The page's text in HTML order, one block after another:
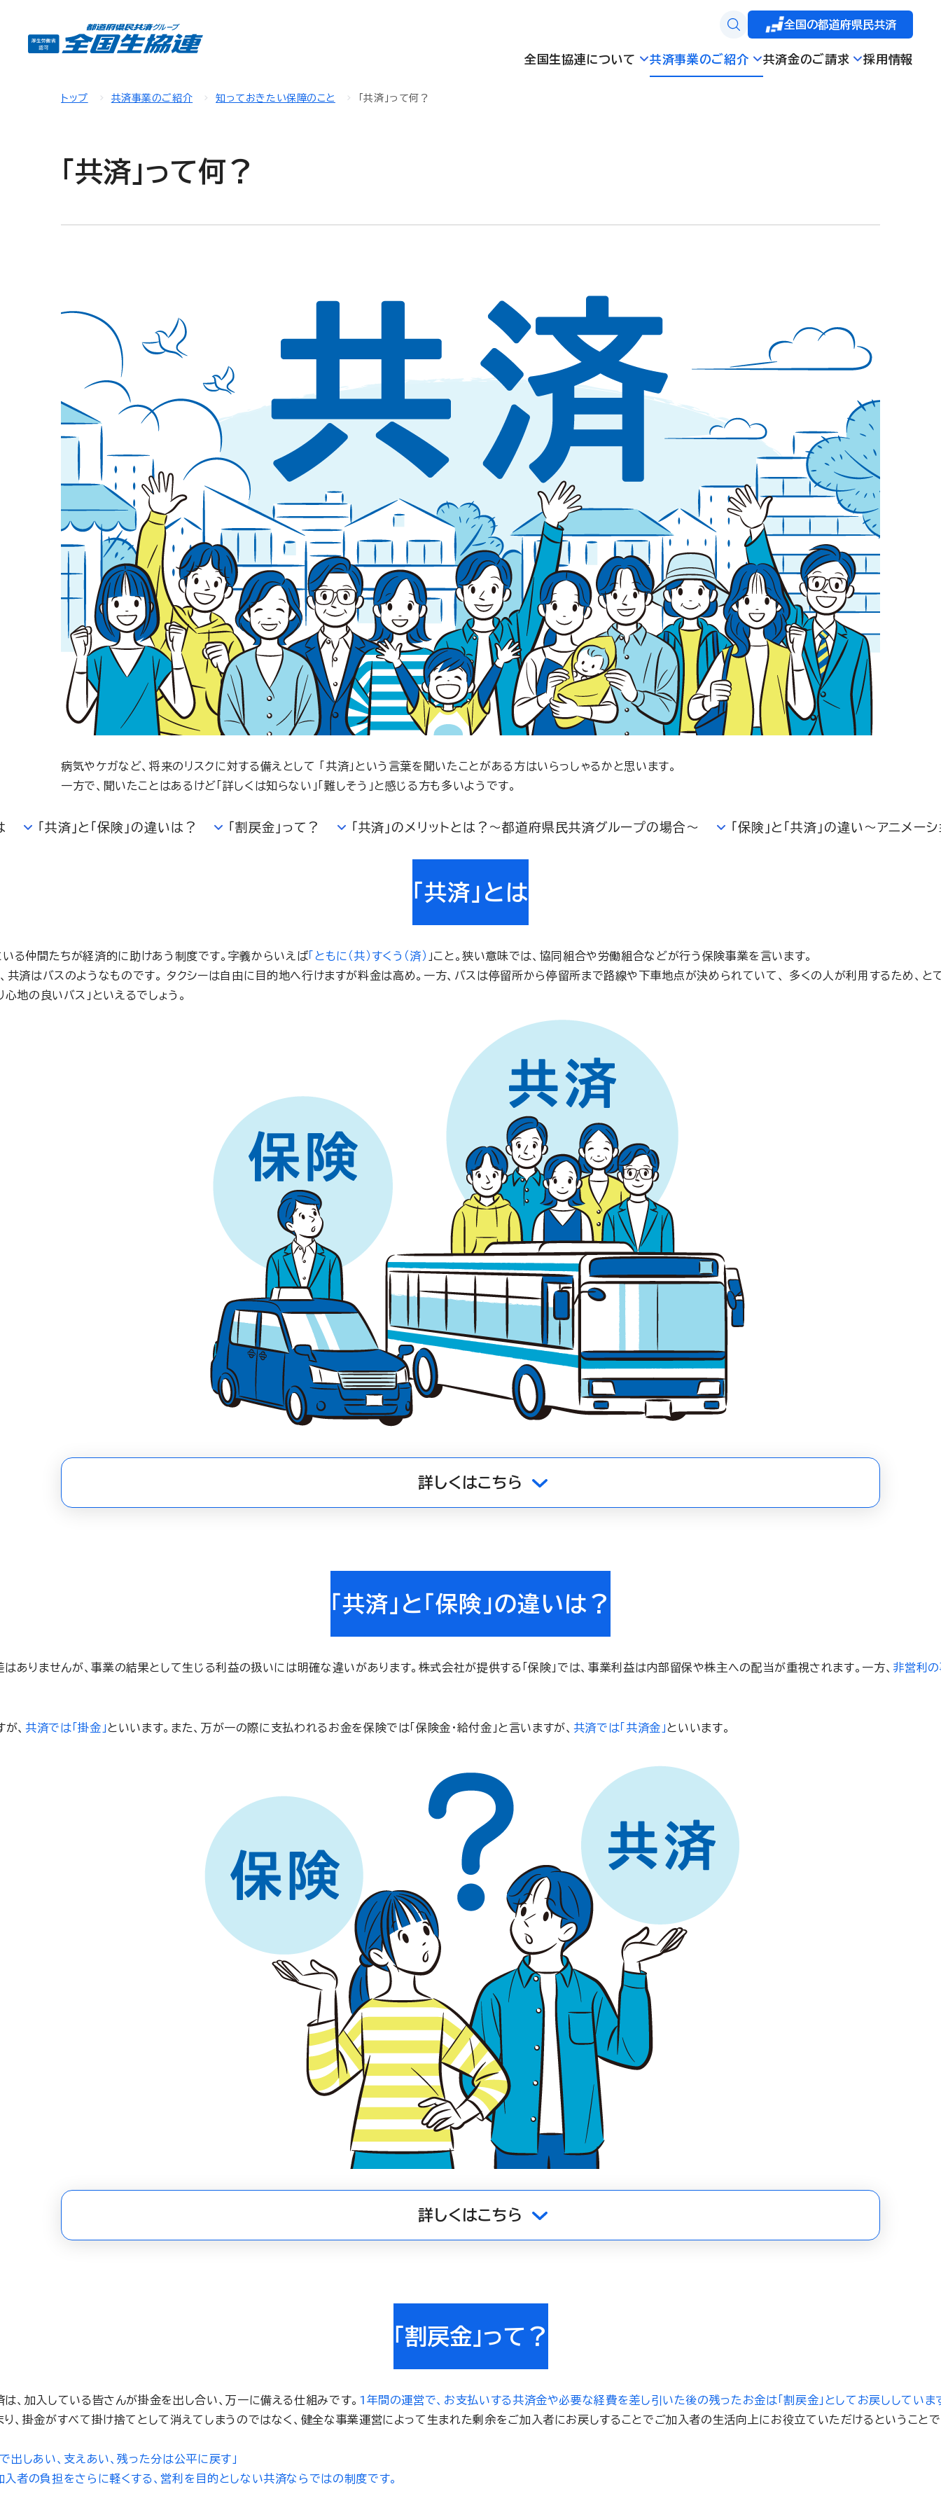
全国の都道府県民共済
全国生協連について 共済事業のご紹介 共済金のご請求 採用情報
トップ 共済事業のご紹介 知っておきたい保障のこと 「共済」って何？
「共済」って何？
病気やケガなど、将来のリスクに対する備えとして 「共済」という言葉を聞いたことがある方はいらっしゃるかと思います。
一方で、聞いたことはあるけど「詳しくは知らない」「難しそう」と感じる方も多いようです。
「共済」と「保険」の違いは？ 「割戻金」って？ 「共済」のメリットとは？～都道府県民共済グループの場合～ 「保険」と「共済」の違い～アニメー
「共済」とは
る仲間たちが経済的に助けあう制度です。字義からいえば「ともに（共）すくう（済） 」こと。狭い意味では、協同組合や労働組合などが行う保険事業を言います。
共済はバスのようなものです。 タクシーは自由に目的地へ行けますが料金は高め。一方、バスは停留所から停留所まで路線や下車地点が決められていて、 多くの人が利用するため、と
地の良いバス」といえるでしょう。
詳しくはこちら
「共済」と「保険」の違いは？
りませんが、事業の結果として生じる利益の扱いには明確な違いがあります。株式会社が提供する「保険」では、事業利益は内部留保や株主への配当が重視されます。一方、 非営利
が、共済では「掛金」 といいます。また、万が一の際に支払われるお金を保険では「保険金・給付金」と言いますが、 共済では「共済金」 といいます。
詳しくはこちら
「割戻金」って？
は、加入している皆さんが掛金を出し合い、万一に備える仕組みです。 1年間の運営で、お支払いする共済金や必要な経費を差し引いた後の残ったお金は「割戻金」としてお戻ししていま
り、掛金がすべて掛け捨てとして消えてしまうのではなく、健全な事業運営によって生まれた剰余をご加入者にお戻しすることでご加入者の生活向上にお役立ていただけるということで
で出しあい、支えあい、残った分は公平に戻す」
入者の負担をさらに軽くする、営利を目的としない共済ならではの制度です。